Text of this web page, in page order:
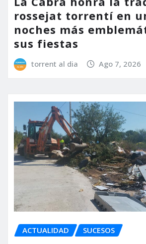
rossejat torrentí en
noches más
sus fiestas
torrent al dia Ago 7, 2026
ACTUALIDAD SUCESOS